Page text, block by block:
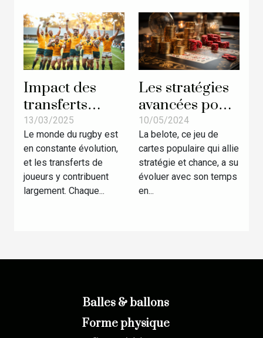
d'entraînement
Impact des
transferts
récents sur les
performances
des équipes de
rugby
13/03/2025
Le monde du rugby est
en constante évolution,
et les transferts de
joueurs y contribuent
largement. Chaque...
Les stratégies
avancées pour
gagner à la
belote en ligne
10/05/2024
La belote, ce jeu de
cartes populaire qui allie
stratégie et chance, a su
évoluer avec son temps
en...
Balles & ballons
Forme physique